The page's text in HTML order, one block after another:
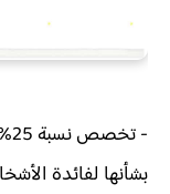
-
بشأنها لفائدة